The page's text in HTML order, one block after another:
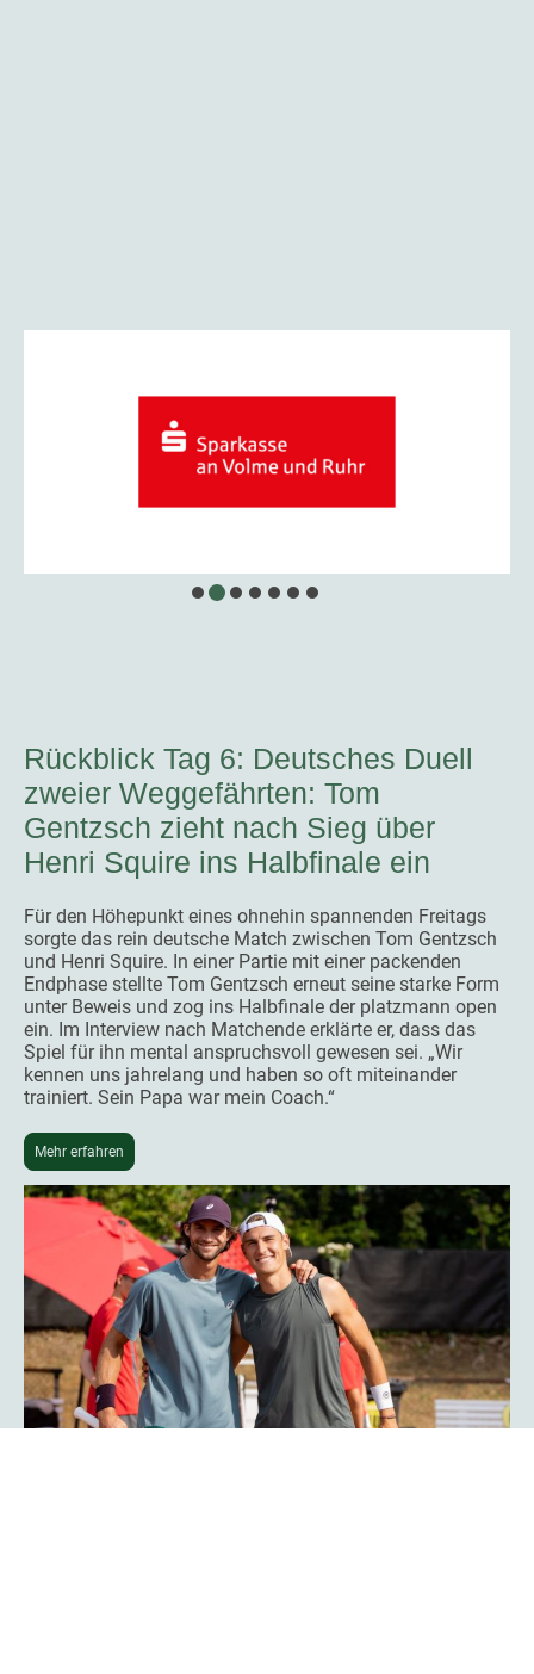
Rückblick Tag 6: Deutsches Duell
zweier Weggefährten: Tom
Gentzsch zieht nach Sieg über
Henri Squire ins Halbfinale ein
Für den Höhepunkt eines ohnehin spannenden Freitags
sorgte das rein deutsche Match zwischen Tom Gentzsch
und Henri Squire. In einer Partie mit einer packenden
Endphase stellte Tom Gentzsch erneut seine starke Form
unter Beweis und zog ins Halbfinale der platzmann open
ein. Im Interview nach Matchende erklärte er, dass das
Spiel für ihn mental anspruchsvoll gewesen sei. „Wir
kennen uns jahrelang und haben so oft miteinander
trainiert. Sein Papa war mein Coach.“
Mehr erfahren